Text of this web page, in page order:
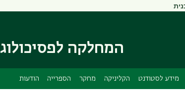
ראשי
המחלקה
מידע לסטודנט הקליניקה מחקר הספרייה הודעות